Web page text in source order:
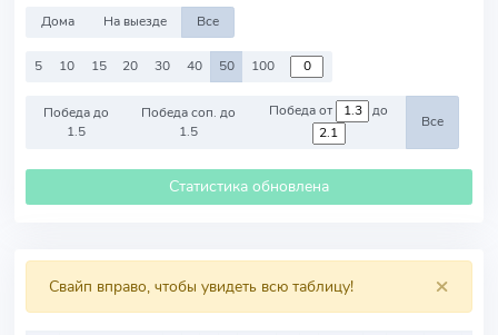
Дома На выезде Все
5 10 15 20 30 40 50 100
Победа до
1.5
Победа соп. до
1.5
Победа от до
Все
Статистика обновлена
×
Свайп вправо, чтобы увидеть всю таблицу!